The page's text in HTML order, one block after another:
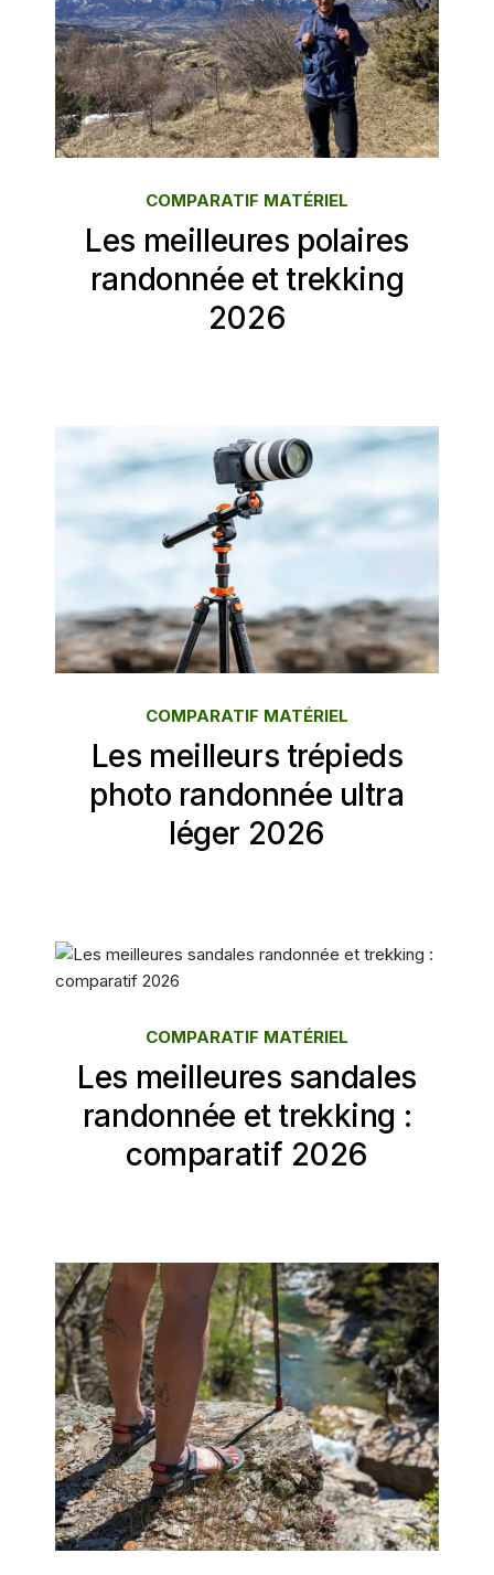
Les meilleures polaires
randonnée et trekking
2026
COMPARATIF MATÉRIEL
Les meilleurs trépieds
photo randonnée ultra
léger 2026
COMPARATIF MATÉRIEL
Les meilleures sandales
randonnée et trekking :
comparatif 2026
COMPARATIF MATÉRIEL